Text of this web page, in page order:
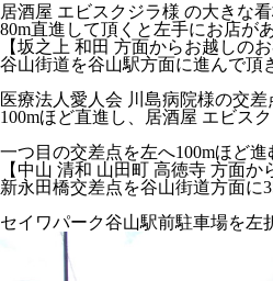
居酒屋 エビスクジラ様 の大きな
80m直進して頂くと左手にお店が
【坂之上 和田 方面からお越しのお
谷山街道を谷山駅方面に進んで頂
医療法人愛人会 川島病院様の交差
100mほど直進し、居酒屋 エビス
一つ目の交差点を左へ100mほど進
【中山 清和 山田町 高徳寺 方面か
新永田橋交差点を谷山街道方面に
セイワパーク谷山駅前駐車場を左